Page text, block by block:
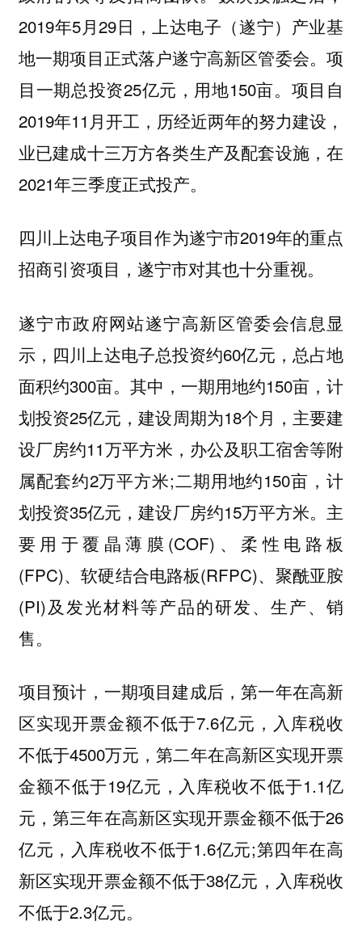
2019年5月29日，上达电子（遂宁）产业基
地一期项目正式落户遂宁高新区管委会。项
目一期总投资25亿元，用地150亩。项目自
2019年11月开工，历经近两年的努力建设，
业已建成十三万方各类生产及配套设施，在
2021年三季度正式投产。
四川上达电子项目作为遂宁市2019年的重点
招商引资项目，遂宁市对其也十分重视。
遂宁市政府网站遂宁高新区管委会信息显
示，四川上达电子总投资约60亿元，总占地
面积约300亩。其中，一期用地约150亩，计
划投资25亿元，建设周期为18个月，主要建
设厂房约11万平方米，办公及职工宿舍等附
属配套约2万平方米;二期用地约150亩，计
划投资35亿元，建设厂房约15万平方米。主
要用于覆晶薄膜(COF)、柔性电路板
(FPC)、软硬结合电路板(RFPC)、聚酰亚胺
(PI)及发光材料等产品的研发、生产、销
售。
项目预计，一期项目建成后，第一年在高新
区实现开票金额不低于7.6亿元，入库税收
不低于4500万元，第二年在高新区实现开票
金额不低于19亿元，入库税收不低于1.1亿
元，第三年在高新区实现开票金额不低于26
亿元，入库税收不低于1.6亿元;第四年在高
新区实现开票金额不低于38亿元，入库税收
不低于2.3亿元。